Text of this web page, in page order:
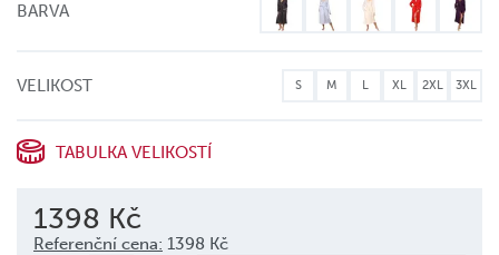
BARVA
VELIKOST S M L XL 2XL 3XL
TABULKA VELIKOSTÍ
1398 Kč
Referenční cena: 1398 Kč